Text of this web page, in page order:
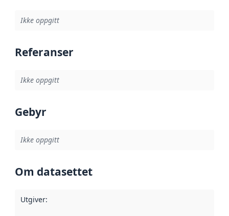
Ikke oppgitt
Referanser
Ikke oppgitt
Gebyr
Ikke oppgitt
Om datasettet
Utgiver: